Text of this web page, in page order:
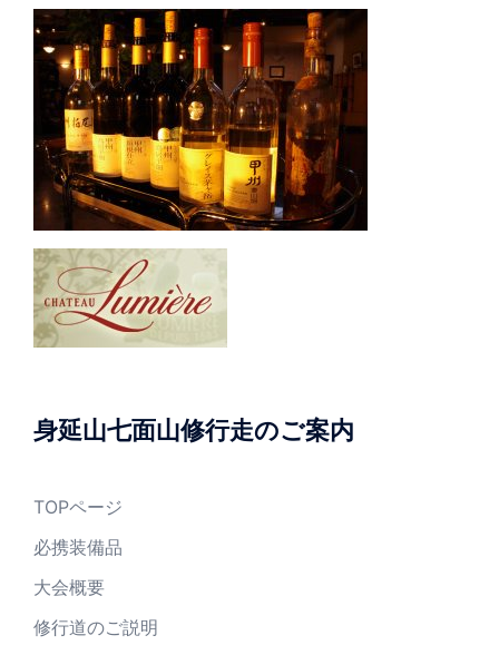
身延山七面山修行走のご案内
TOPページ
必携装備品
大会概要
修行道のご説明